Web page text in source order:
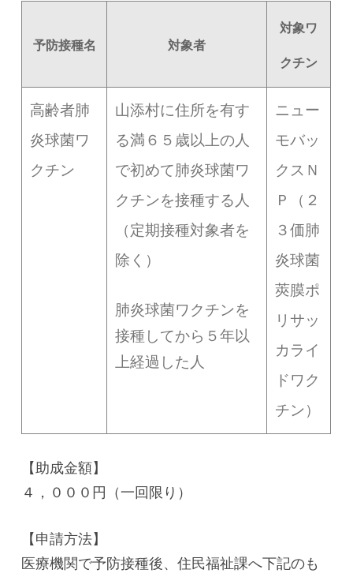
予防接種名 対象者
対象ワ
クチン
高齢者肺
炎球菌ワ
クチン
山添村に住所を有す
る満６５歳以上の人
で初めて肺炎球菌ワ
クチンを接種する人
（定期接種対象者を
除く）
肺炎球菌ワクチンを
接種してから５年以
上経過した人
ニュー
モバッ
クスＮ
Ｐ（２
３価肺
炎球菌
莢膜ポ
リサッ
カライ
ドワク
チン）
【助成金額】
４，０００円（一回限り）
【申請方法】
医療機関で予防接種後、住民福祉課へ下記のも